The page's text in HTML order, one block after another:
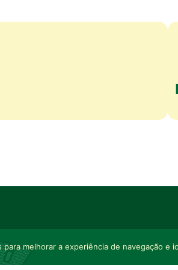
para melhorar a experiência de navegação